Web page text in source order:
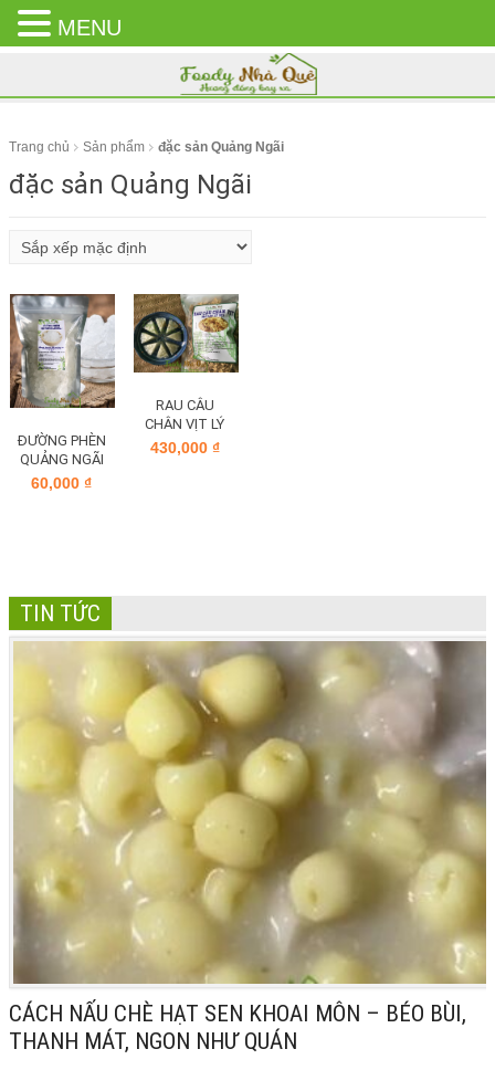
CLOSE
MENU
Trang chủ Sản phẩm đặc sản Quảng Ngãi
đặc sản Quảng Ngãi
ĐƯỜNG PHÈN
QUẢNG NGÃI
60,000₫
RAU CÂU
CHÂN VỊT LÝ
SƠN
430,000 ₫
TIN TỨC
CÁCH NẤU CHÈ HẠT SEN KHOAI MÔN – BÉO BÙI,
THANH MÁT, NGON NHƯ QUÁN
MENU